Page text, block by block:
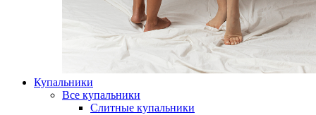
Купальники
Все купальники
Слитные купальники